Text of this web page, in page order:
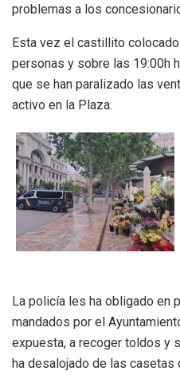
problemas a los
Esta vez el castillito
personas y sobre las 19:00h
que se han paralizado las
activo en la Plaza.
La policía les ha obligado en
mandados por el
expuesta, a recoger toldos y
ha desalojado de las casetas